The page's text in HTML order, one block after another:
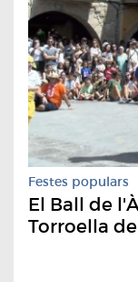
Festes populars
El Ball de
Torroella